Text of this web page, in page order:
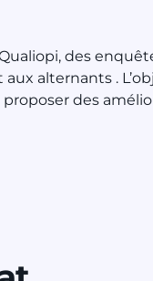
des
alternants .
des